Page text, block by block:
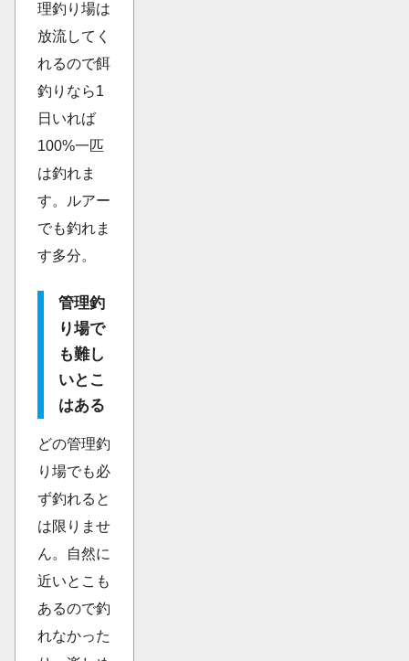
理釣り場は
放流してく
れるので餌
釣りなら1
日いれば
100%一匹
は釣れま
す。ルアー
でも釣れま
す多分。
管理釣
り場で
も難し
いとこ
はある
どの管理釣
り場でも必
ず釣れると
は限りませ
ん。自然に
近いとこも
あるので釣
れなかった